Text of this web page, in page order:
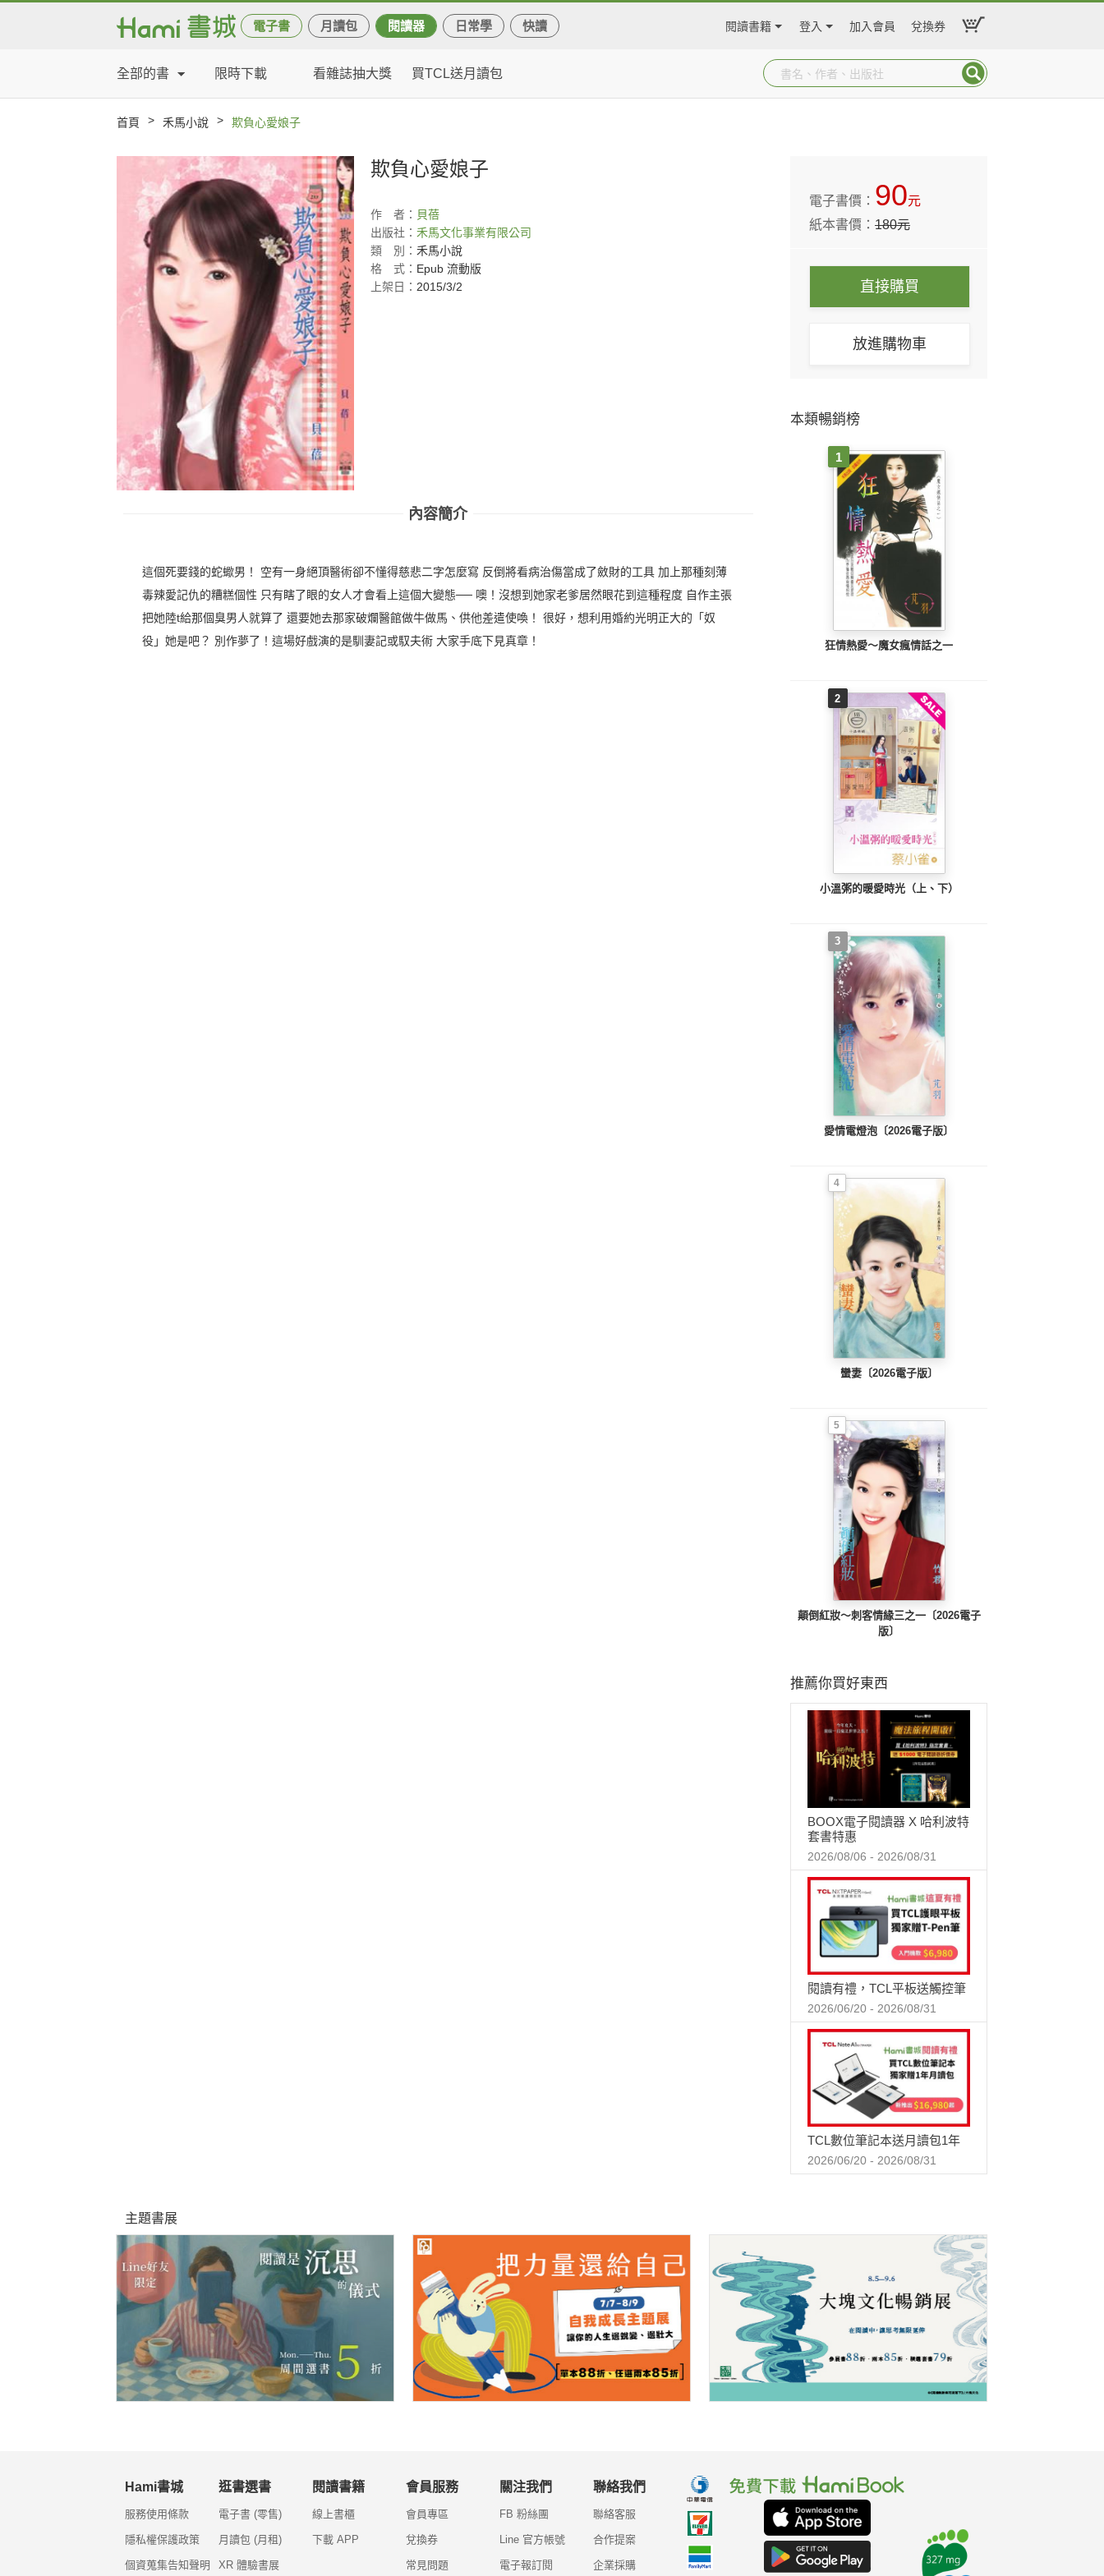
電子書 月讀包 閱讀器 日常學 快讀 閱讀書籍 登入 加入會員 兌換券
全部的書 限時下載 看雜誌抽大獎 買TCL送月讀包
首頁 > 禾馬小說 > 欺負心愛娘子
欺負心愛娘子
作 者： 貝蓓
出版社： 禾馬文化事業有限公司
類
別： 禾馬小說
格
式： Epub 流動版
上架日： 2015/3/2
內容簡介
這個死要錢的蛇蠍男！ 空有一身絕頂醫術卻不懂得慈悲二字怎麼寫 反倒將看病治傷當成了斂財的工具 加上那種刻薄
毒辣愛記仇的糟糕個性 只有瞎了眼的女人才會看上這個大變態── 噢！沒想到她家老爹居然眼花到這種程度 自作主張
把她陸t給那個臭男人就算了 還要她去那家破爛醫館做牛做馬、供他差遣使喚！ 很好，想利用婚約光明正大的「奴
役」她是吧？ 別作夢了！這場好戲演的是馴妻記或馭夫術 大家手底下見真章！
電子書價： 90元
紙本書價：180元
直接購買
放進購物車
本類暢銷榜
1
狂情熱愛～魔女瘋情話之一
2
小溫粥的暖愛時光（上、下）
3
愛情電燈泡〔2026電子版〕
4
蠻妻〔2026電子版〕
5
顛倒紅妝～刺客情緣三之一〔2026電子
版〕
推薦你買好東西
BOOX電子閱讀器 X 哈利波特
套書特惠
2026/08/06 - 2026/08/31
閱讀有禮，TCL平板送觸控筆
2026/06/20 - 2026/08/31
TCL數位筆記本送月讀包1年
2026/06/20 - 2026/08/31
主題書展
Hami書城
服務使用條款
隱私權保護政策
個資蒐集告知聲明
逛書選書
電子書 (零售)
月讀包 (月租)
XR 體驗書展
閱讀書籍
線上書櫃
下載 APP
會員服務
會員專區
兌換券
常見問題
關注我們
FB 粉絲團
Line 官方帳號
電子報訂閱
聯絡我們
聯絡客服
合作提案
企業採購